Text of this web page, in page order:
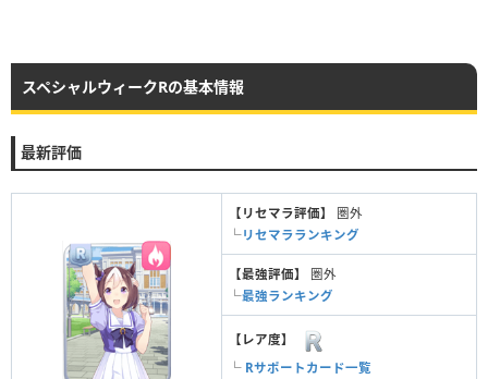
スペシャルウィークRの基本情報
最新評価
【リセマラ評価】
圏外
└リセマラランキング
【最強評価】
圏外
└最強ランキング
【レア度】
└ Rサポートカード一覧